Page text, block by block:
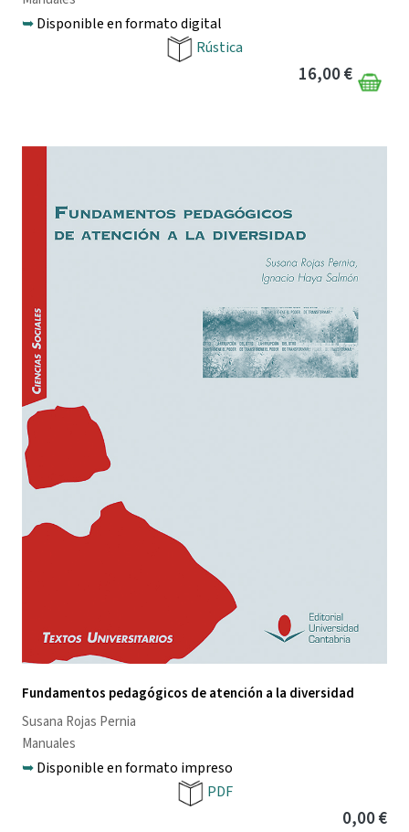
➥Disponible en formato digital
Rústica
16,00 €
Fundamentos pedagógicos de atención a la diversidad
Susana Rojas Pernia
Manuales
➥Disponible en formato impreso
PDF
0,00 €